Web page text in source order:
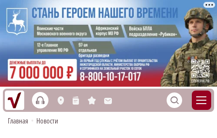
h L n s M S
Главная • Новости